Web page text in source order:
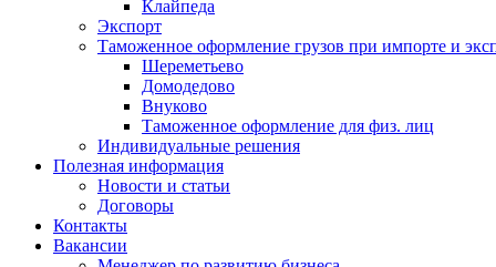
Клайпеда
Экспорт
Таможенное оформление грузов при импорте и
Шереметьево
Домодедово
Внуково
Таможенное оформление для физ. лиц
Индивидуальные решения
Полезная информация
Новости и статьи
Договоры
Контакты
Вакансии